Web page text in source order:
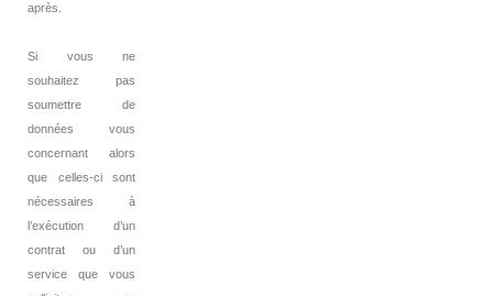
après.
Si vous ne
souhaitez pas
soumettre de
données vous
concernant alors
que celles-ci sont
nécessaires à
l’exécution d’un
contrat ou d’un
service que vous